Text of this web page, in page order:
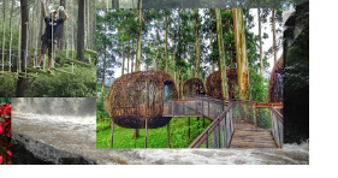
Orchid Forest dikembangkan tidak
umum, konsep pendidikan atau
di tempat wisata ini. ...